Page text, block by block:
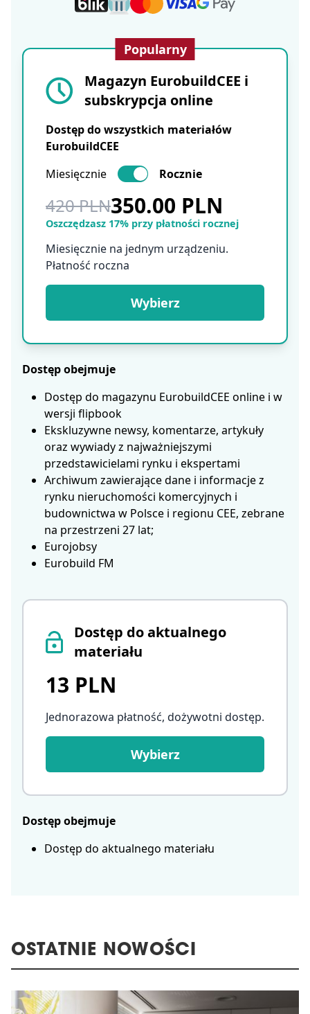
Dostęp do aktualnego
materiału
13 PLN
Jednorazowa płatność, dożywotni dostęp.
Wybierz
Dostęp obejmuje
Dostęp do aktualnego materiału
Popularny
Magazyn EurobuildCEE i
subskrypcja online
Dostęp do wszystkich materiałów
EurobuildCEE
Miesięcznie
Rocznie
420 PLN350.00 PLN
Oszczędzasz 17% przy płatności rocznej
Miesięcznie na jednym urządzeniu.
Płatność roczna
Wybierz
Dostęp obejmuje
Dostęp do magazynu EurobuildCEE online i w
wersji flipbook
Ekskluzywne newsy, komentarze, artykuły
oraz wywiady z najważniejszymi
przedstawicielami rynku i ekspertami
Archiwum zawierające dane i informacje z
rynku nieruchomości komercyjnych i
budownictwa w Polsce i regionu CEE, zebrane
na przestrzeni 27 lat;
Eurojobsy
Eurobuild FM
OSTATNIE NOWOŚCI